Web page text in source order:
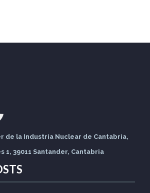
de la Industria Nuclear de Cantabria,
1, 39011 Santander, Cantabria